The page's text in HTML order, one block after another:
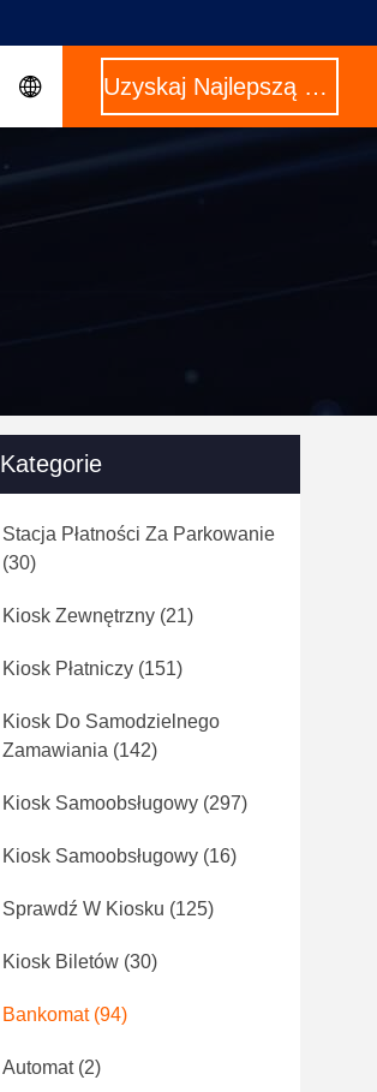
Uzyskaj Najlepszą Cenę
Kategorie
Stacja Płatności Za Parkowanie
(30)
Kiosk Zewnętrzny (21)
Kiosk Płatniczy (151)
Kiosk Do Samodzielnego
Zamawiania (142)
Kiosk Samoobsługowy (297)
Kiosk Samoobsługowy (16)
Sprawdź W Kiosku (125)
Kiosk Biletów (30)
Bankomat(94)
Automat(2)